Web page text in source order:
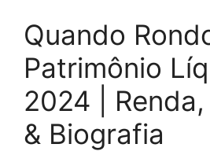
Quando
Patrimônio
2024 |
& Biografia